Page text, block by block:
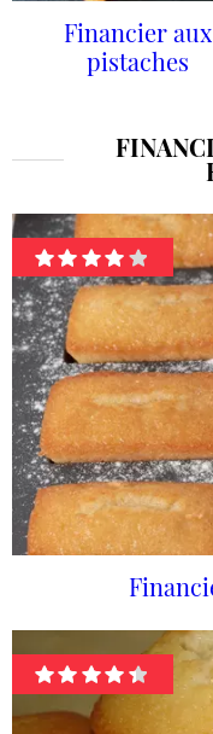
Financier aux
pistaches